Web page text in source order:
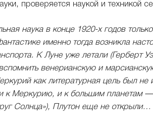
проверяется наукой и техникой
наука в конце 1920-х годов
именно тогда возникла
К Луне уже летали
венерианскую и
как литературная цель был
и к Меркурию, и к большим
Солнца»), Плутон еще не открыли…